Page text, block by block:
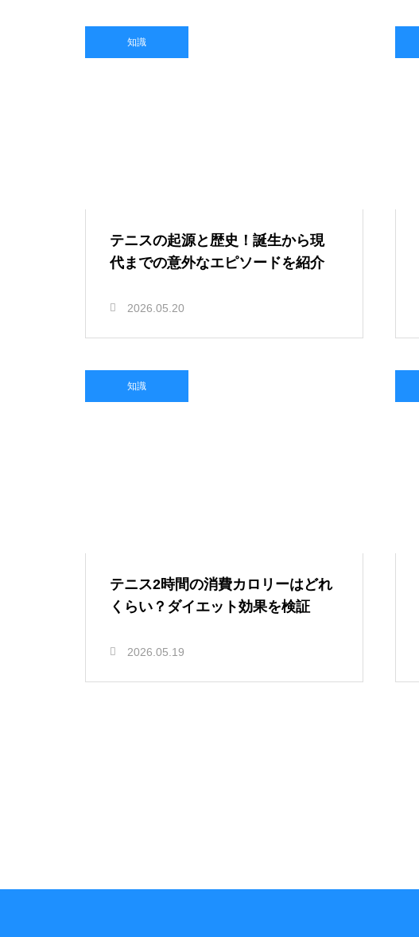
知識
テニスの起源と歴史！誕生から現
代までの意外なエピソードを紹介
2026.05.20
知識
テニス2時間の消費カロリーはどれ
くらい？ダイエット効果を検証
2026.05.19